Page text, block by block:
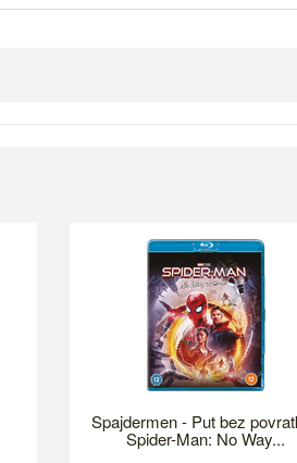
Spajdermen - Put bez
Spider-Man: No Way...